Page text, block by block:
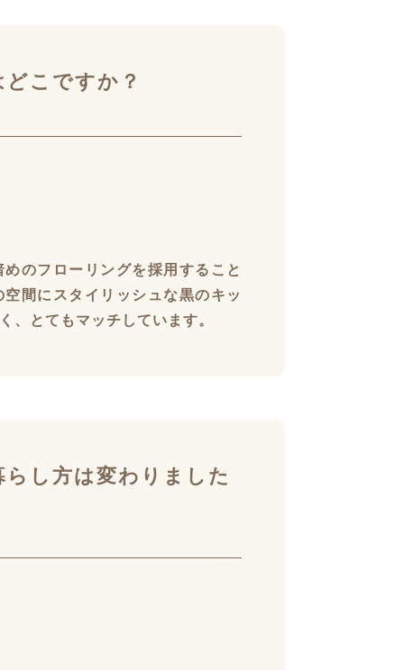
こですか？
のフローリングを採用すること
間にスタイリッシュな黒のキッ
、とてもマッチしています。
し方は変わりました